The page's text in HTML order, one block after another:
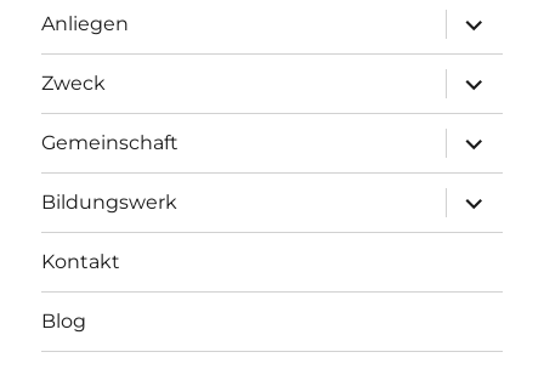
Anliegen
anzeigen
Zweck
anzeigen
Gemeinschaft
anzeigen
Bildungswerk
anzeigen
Kontakt
Blog